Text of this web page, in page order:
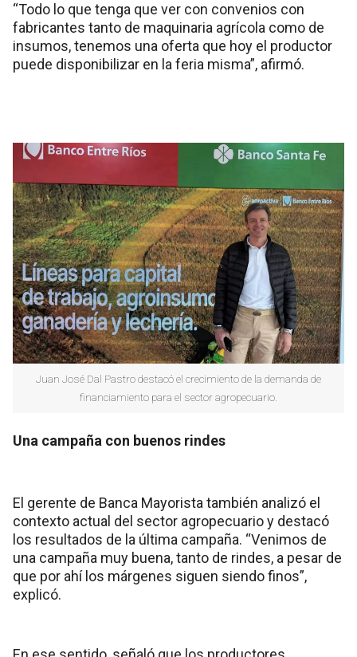
“Todo lo que tenga que ver con convenios con
fabricantes tanto de maquinaria agrícola como de
insumos, tenemos una oferta que hoy el productor
puede disponibilizar en la feria misma”, afirmó.
Juan José Dal Pastro destacó el crecimiento de la demanda de
financiamiento para el sector agropecuario.
Una campaña con buenos rindes
El gerente de Banca Mayorista también analizó el
contexto actual del sector agropecuario y destacó
los resultados de la última campaña. “Venimos de
una campaña muy buena, tanto de rindes, a pesar de
que por ahí los márgenes siguen siendo finos”,
explicó.